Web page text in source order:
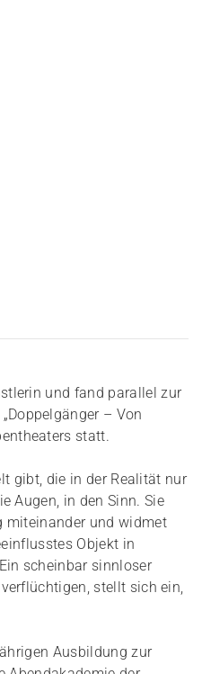
und fand parallel zur
– Von
statt.
gibt, die in der Realität nur
Augen, in den Sinn. Sie
miteinander und widmet
Objekt in
scheinbar sinnloser
stellt sich ein,
Ausbildung zur